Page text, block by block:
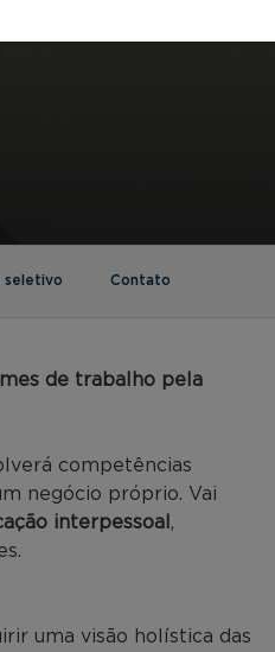
seletivo Contato
de trabalho pela
competências
negócio próprio. Vai
interpessoal ,
uma visão holística das